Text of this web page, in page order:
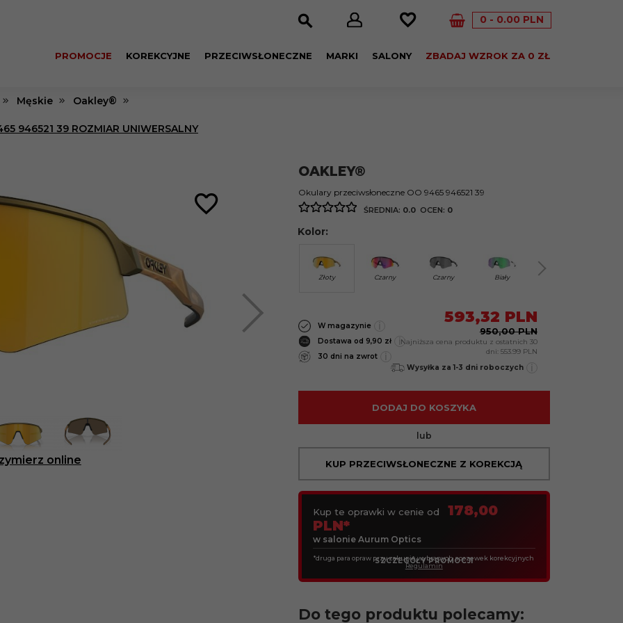
0 0.00 PLN
PROMOCJE KOREKCYJNE PRZECIWSŁONECZNE MARKI SALONY ZBADAJ WZROK ZA 0 ZŁ
Męskie Oakley®
946521 39 ROZMIAR UNIWERSALNY
online
OAKLEY®
Okulary przeciwsłoneczne OO 9465 946521 39
ŚREDNIA: 0.0OCEN: 0
Kolor:
Złoty Czarny Czarny Biały
W magazynie
Dostawa od 9,90 zł
30 dni na zwrot
593,32 PLN
950,00 PLN
Najniższa cena produktu z ostatnich 30
dni: 553.99 PLN
Wysyłka za 1-3 dni roboczych
DODAJ DO KOSZYKA
lub
KUP PRZECIWSŁONECZNE Z KOREKCJĄ
Kup te oprawki w cenie od
178,00
PLN*
w salonie Aurum Optics
*druga para opraw przy zakupie wybranych soczewek korekcyjnych
SZCZEGÓŁY PROMOCJI
Regulamin
Do tego produktu polecamy: